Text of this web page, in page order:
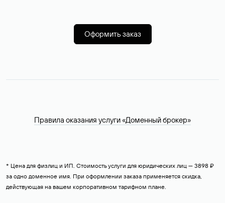
Оформить заказ
Правила оказания услуги «Доменный брокер»
* Цена для физлиц и ИП. Стоимость услуги для юридических лиц — 3898 ₽
за одно доменное имя. При оформлении заказа применяется скидка,
действующая на вашем корпоративном тарифном плане.